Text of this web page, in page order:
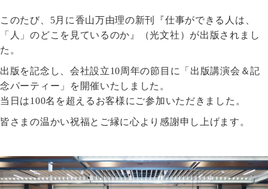
このたび、5月に香山万由理の新刊『仕事ができる人は、
「人」のどこを見ているのか』（光文社）が出版されまし
た。
出版を記念し、会社設立10周年の節目に「出版講演会＆記
念パーティー」を開催いたしました。
当日は100名を超えるお客様にご参加いただきました。
皆さまの温かい祝福とご縁に心より感謝申し上げます。